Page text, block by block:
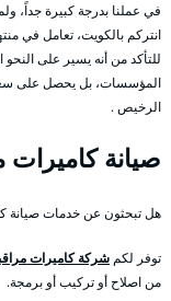
في عملنا بدرجة كبيرة جداً،
انتركم بالكويت، تعامل في
للتأكد من أنه يسير على
المؤسسات، بل يحصل على سعر
الرخيص .
صيانة كاميرات
هل تبحثون عن خدمات صيانة
توفر لكم شركة كاميرات
من اصلاح أو تركيب أو برمجة.